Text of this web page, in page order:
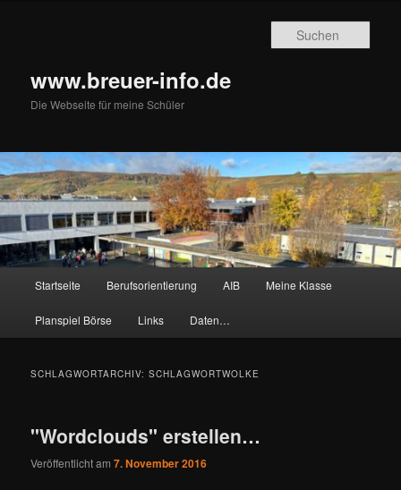
www.breuer-info.de
Die Webseite für meine Schüler
Startseite Berufsorientierung AIB Meine Klasse
Planspiel Börse Links Daten…
SCHLAGWORTARCHIV:SCHLAGWORTWOLKE
"Wordclouds" erstellen…
Veröffentlicht am7. November 2016